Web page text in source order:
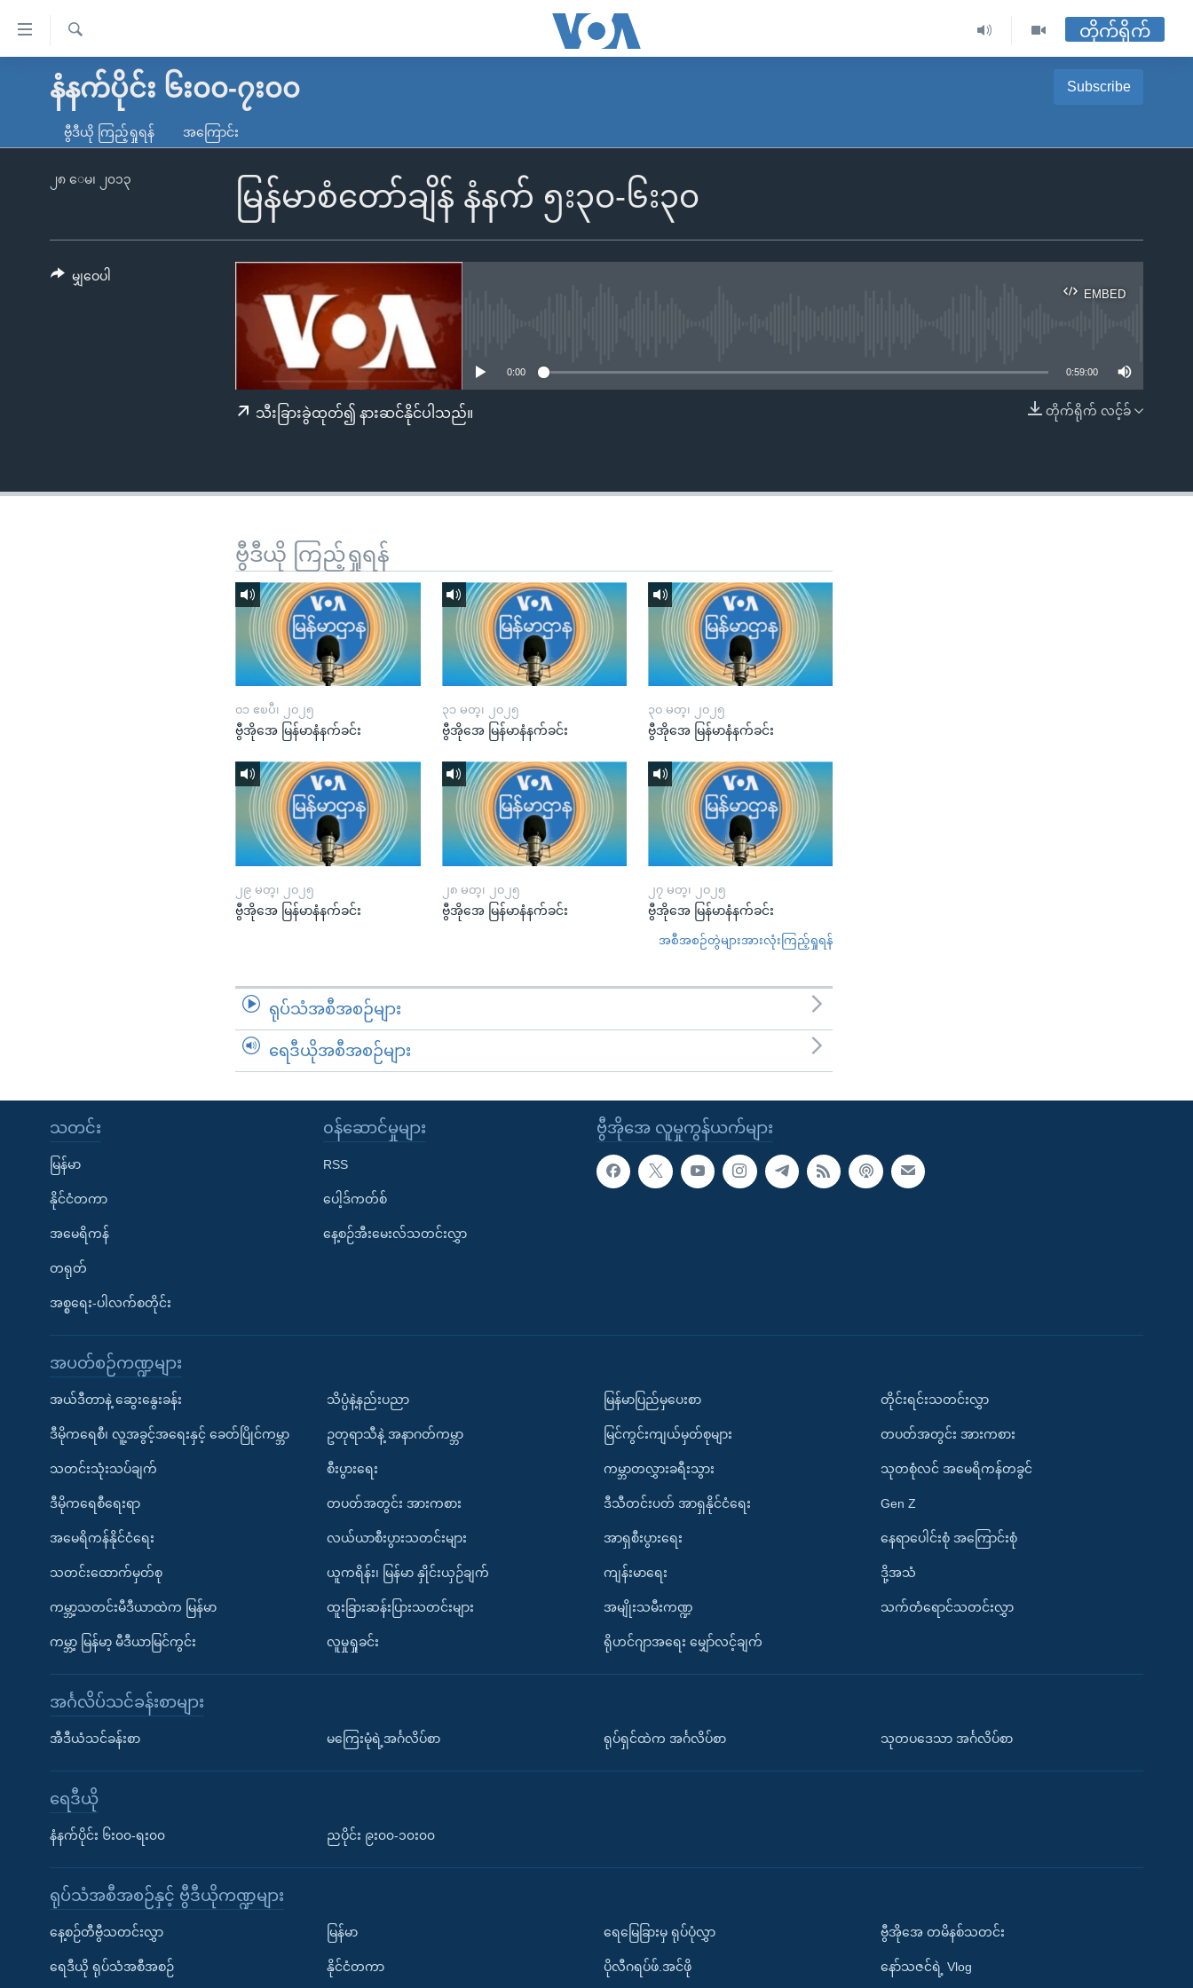
လွယ်ကူ
သည့်
ကျော်
မူလစာမျက်နှာ
ကမ္ဘာ့သတင်းများ
နိုင်ငံတကာ
တရုတ်
အစ္စရေး-ပါလက်စတိုင်း
ရပ်ဝန်းတခု လမ်းတခု အလွန်
အင်္ဂလိပ်စာလေ့လာမယ်
ရ
လာ
တိုက်ရိုက်
နံနက်ပိုင်း ၆း၀၀-၇း၀၀ Subscribe
Apple Podcasts
Spotify
ဗွီဒီယို ကြည့်ရှုရန် အကြောင်း
မြန်မာစံတော်ချိန် နံနက် ၅း၃၀-၆း၃၀
၂၈ ေမ၊ ၂၀၁၃
EMBED
EMBED
0:00 0:59:00
တိုက်ရိုက် လင့်ခ်
သီးခြားခွဲထုတ်၍ နားဆင်နိုင်ပါသည်။
မျှဝေပါ
ဗွီဒီယို ကြည့်ရှုရန်
၀၁ ဧၿပီ၊ ၂၀၂၅
ဗွီအိုအေ မြန်မာနံနက်ခင်း
၃၁ မတ္၊ ၂၀၂၅
ဗွီအိုအေ မြန်မာနံနက်ခင်း
၃၀ မတ္၊ ၂၀၂၅
ဗွီအိုအေ မြန်မာနံနက်ခင်း
၂၉ မတ္၊ ၂၀၂၅
ဗွီအိုအေ မြန်မာနံနက်ခင်း
၂၈ မတ္၊ ၂၀၂၅
ဗွီအိုအေ မြန်မာနံနက်ခင်း
၂၇ မတ္၊ ၂၀၂၅
ဗွီအိုအေ မြန်မာနံနက်ခင်း
အစီအစဉ်တွဲများအားလုံးကြည့်ရှုရန်
ရုပ်သံအစီအစဉ်များ
ရေဒီယိုအစီအစဉ်များ
ဗွီအိုအေ လူမှုကွန်ယက်များ
သတင်း
မြန်မာ
နိုင်ငံတကာ
အမေရိကန်
တရုတ်
အစ္စရေး-ပါလက်စတိုင်း
၀န်ဆောင်မှုများ
RSS
ပေါ့ဒ်ကတ်စ်
နေ့စဉ်အီးမေးလ်သတင်းလွှာ
အပတ်စဉ်ကဏ္ဍများ
အယ်ဒီတာနဲ့ ဆွေးနွေးခန်း
ဒီမိုကရေစီ၊ လူ့အခွင့်အရေးနှင့် ခေတ်ပြိုင်ကမ္ဘာ
သတင်းသုံးသပ်ချက်
ဒီမိုကရေစီရေးရာ
အမေရိကန်နိုင်ငံရေး
သတင်းထောက်မှတ်စု
ကမ္ဘာ့သတင်းမီဒီယာထဲက မြန်မာ
ကမ္ဘာ့ မြန်မာ့ မီဒီယာမြင်ကွင်း
သိပ္ပံနဲ့နည်းပညာ
ဥတုရာသီနဲ့ အနာဂတ်ကမ္ဘာ
စီးပွားရေး
တပတ်အတွင်း အားကစား
လယ်ယာစီးပွားသတင်းများ
ယူကရိန်း၊ မြန်မာ နှိုင်းယှဉ်ချက်
ထူးခြားဆန်းပြားသတင်းများ
လူမှုရှုခင်း
မြန်မာပြည်မှပေးစာ
မြင်ကွင်းကျယ်မှတ်စုများ
ကမ္ဘာတလွှားခရီးသွား
ဒီသီတင်းပတ် အာရှနိုင်ငံရေး
အာရှစီးပွားရေး
ကျန်းမာရေး
အမျိုးသမီးကဏ္ဍ
ရိုဟင်ဂျာအရေး မျှော်လင့်ချက်
တိုင်းရင်းသတင်းလွှာ
တပတ်အတွင်း အားကစား
သုတစုံလင် အမေရိကန်တခွင်
Gen Z
နေရာပေါင်းစုံ အကြောင်းစုံ
ဒို့အသံ
သက်တံရောင်သတင်းလွှာ
အင်္ဂလိပ်သင်ခန်းစာများ
အီဒီယံသင်ခန်းစာ မကြေးမုံရဲ့အင်္ဂလိပ်စာ ရုပ်ရှင်ထဲက အင်္ဂလိပ်စာ သုတပဒေသာ အင်္ဂလိပ်စာ
ရေဒီယို
နံနက်ပိုင်း ၆း၀၀-ရး၀၀ ညပိုင်း ၉း၀၀-၁၀း၀၀
ရုပ်သံအစီအစဉ်နှင့် ဗွီဒီယိုကဏ္ဍများ
နေ့စဉ်တီဗွီသတင်းလွှာ
ရေဒီယို ရုပ်သံအစီအစဉ်
မြန်မာ
နိုင်ငံတကာ
ရေမြေခြားမှ ရုပ်ပုံလွှာ
ပိုလီဂရပ်ဖ်.အင်ဖို
ဗွီအိုအေ တမိနစ်သတင်း
နော်သဇင်ရဲ့ Vlog